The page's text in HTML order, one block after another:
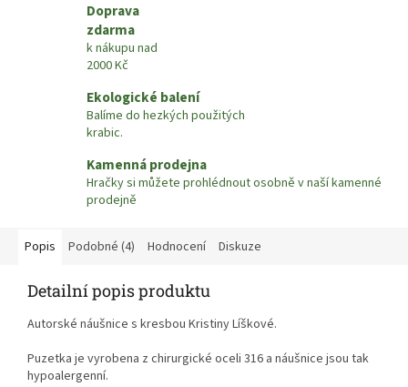
Doprava
zdarma
k nákupu nad
2000 Kč
Ekologické balení
Balíme do hezkých použitých
krabic.
Kamenná prodejna
Hračky si můžete prohlédnout osobně v naší kamenné
prodejně
Popis Podobné (4) Hodnocení Diskuze
Detailní popis produktu
Autorské náušnice s kresbou Kristiny Líškové.
Puzetka je vyrobena z chirurgické oceli 316 a náušnice jsou tak
hypoalergenní.